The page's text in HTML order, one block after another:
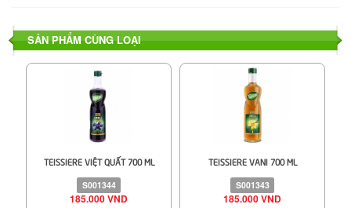
SẢN PHẨM CÙNG LOẠI
TEISSIERE VIỆT QUẤT 700 ML
S001344
185.000 VND
TEISSIERE VANI 700 ML
S001343
185.000 VND